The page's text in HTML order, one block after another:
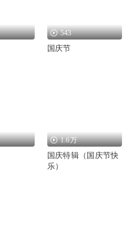
543
国庆节
1.6万
国庆特辑（国庆节快
乐）